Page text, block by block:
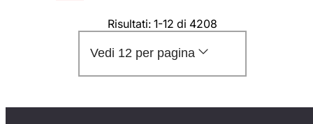
Risultati: 1-12 di 4208
Vedi 12 per pagina